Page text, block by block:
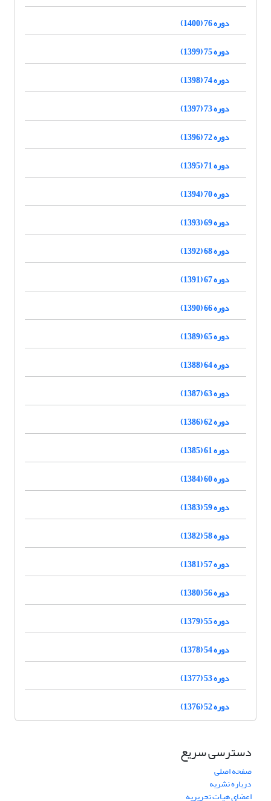
دوره 76 (1400)
دوره 75 (1399)
دوره 74 (1398)
دوره 73 (1397)
دوره 72 (1396)
دوره 71 (1395)
دوره 70 (1394)
دوره 69 (1393)
دوره 68 (1392)
دوره 67 (1391)
دوره 66 (1390)
دوره 65 (1389)
دوره 64 (1388)
دوره 63 (1387)
دوره 62 (1386)
دوره 61 (1385)
دوره 60 (1384)
دوره 59 (1383)
دوره 58 (1382)
دوره 57 (1381)
دوره 56 (1380)
دوره 55 (1379)
دوره 54 (1378)
دوره 53 (1377)
دوره 52 (1376)
دسترسی سریع
صفحه اصلی
درباره نشریه
اعضای هیات تحریریه